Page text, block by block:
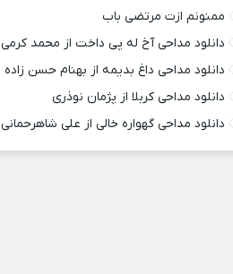
ممنونم ازت مرتضی باب
دانلود مداحی آخ له پی داخت از محمد کرمی
دانلود مداحی داغ بدیمه از بهنام حسن زاده
دانلود مداحی کربلا از پژمان نوذری
دانلود مداحی گهواره خالی از علی شاهرحمانی